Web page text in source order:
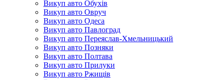
Викуп авто Обухів
Викуп авто Овруч
Викуп авто Одеса
Викуп авто Павлоград
Викуп авто Переяслав-Хмельницький
Викуп авто Позняки
Викуп авто Полтава
Викуп авто Прилуки
Викуп авто Ржищів